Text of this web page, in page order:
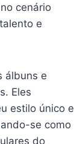
cenário
e
álbuns e
Eles
estilo único e
se como
do